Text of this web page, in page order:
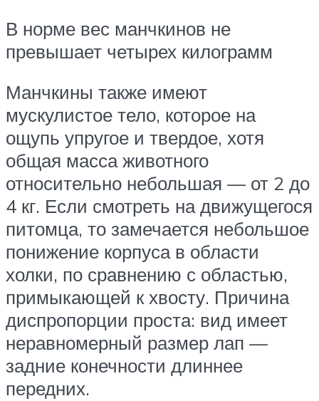
В норме вес манчкинов не
превышает четырех килограмм
Манчкины также имеют
мускулистое тело, которое на
ощупь упругое и твердое, хотя
общая масса животного
относительно небольшая — от 2 до
4 кг. Если смотреть на движущегося
питомца, то замечается небольшое
понижение корпуса в области
холки, по сравнению с областью,
примыкающей к хвосту. Причина
диспропорции проста: вид имеет
неравномерный размер лап —
задние конечности длиннее
передних.